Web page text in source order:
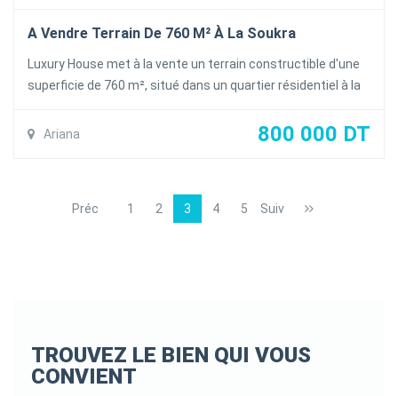
A Vendre Terrain De 760 M² À La Soukra
Luxury House met à la vente un terrain constructible d'une
superficie de 760 m², situé dans un quartier résidentiel à la
Vocation : R+2
Ariana 800 000 DT
Préc 1 2 3 4 5 Suiv
TROUVEZ LE BIEN QUI VOUS
CONVIENT